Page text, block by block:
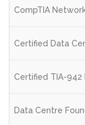
CompTIA
Certified Data
Certified TIA-942
Data Centre